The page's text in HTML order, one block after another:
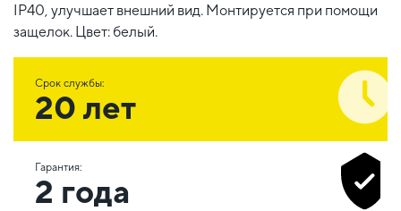
IP40, улучшает внешний вид. Монтируется при помощи
защелок. Цвет: белый.
Срок службы:
20 лет
Гарантия:
2 года